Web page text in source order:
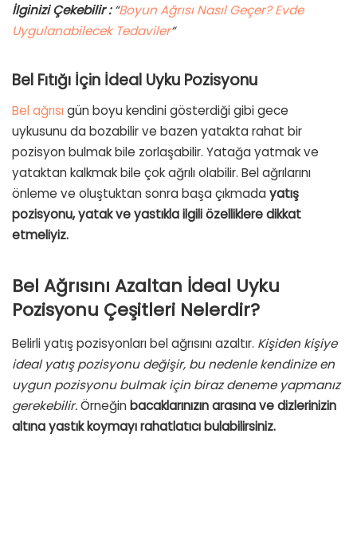
İlginizi Çekebilir :“Boyun Ağrısı Nasıl Geçer? Evde
Uygulanabilecek Tedaviler“
Bel Fıtığı İçin İdeal Uyku Pozisyonu
Bel ağrısı gün boyu kendini gösterdiği gibi gece
uykusunu da bozabilir ve bazen yatakta rahat bir
pozisyon bulmak bile zorlaşabilir. Yatağa yatmak ve
yataktan kalkmak bile çok ağrılı olabilir. Bel ağrılarını
önleme ve oluştuktan sonra başa çıkmada yatış
pozisyonu, yatak ve yastıkla ilgili özelliklere dikkat
etmeliyiz.
Bel Ağrısını Azaltan İdeal Uyku
Pozisyonu Çeşitleri Nelerdir?
Belirli yatış pozisyonları bel ağrısını azaltır. Kişiden kişiye
ideal yatış pozisyonu değişir, bu nedenle kendinize en
uygun pozisyonu bulmak için biraz deneme yapmanız
gerekebilir.Örneğin bacaklarınızın arasına ve dizlerinizin
altına yastık koymayı rahatlatıcı bulabilirsiniz.